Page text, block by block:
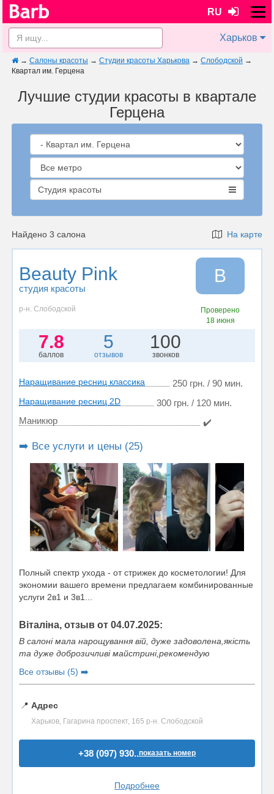
RU
Харьков
→ Салоны красоты → Студии красоты Харькова → Слободской →
Квартал им. Герцена
Лучшие студии красоты в квартале
Герцена
Студия красоты
Найдено 3 салона На карте
Beauty Pink
студия красоты
B
р-н. Слободской
Проверено
18 июня
7.8
баллов
5
отзывов
100
звонков
Наращивание ресниц классика 250 грн. / 90 мин.
Наращивание ресниц 2D
300 грн. / 120 мин.
Маникюр
✔️
➡️ Все услуги и цены (25)
Полный спектр ухода - от стрижек до косметологии! Для
экономии вашего времени предлагаем комбинированные
услуги 2в1 и 3в1...
Віталіна, отзыв от 04.07.2025:
В салоні мала нарощування вій, дуже задоволена,якість
та дуже доброзичливі майстрині,рекомендую
Все отзывы (5) ➡️
📍 Адрес
Харьков, Гагарина проспект, 165 р-н. Слободской
+38 (097) 930..показать номер
Подробнее